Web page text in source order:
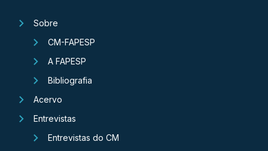
Sobre
CM-FAPESP
A FAPESP
Bibliografia
Acervo
Entrevistas
Entrevistas do CM